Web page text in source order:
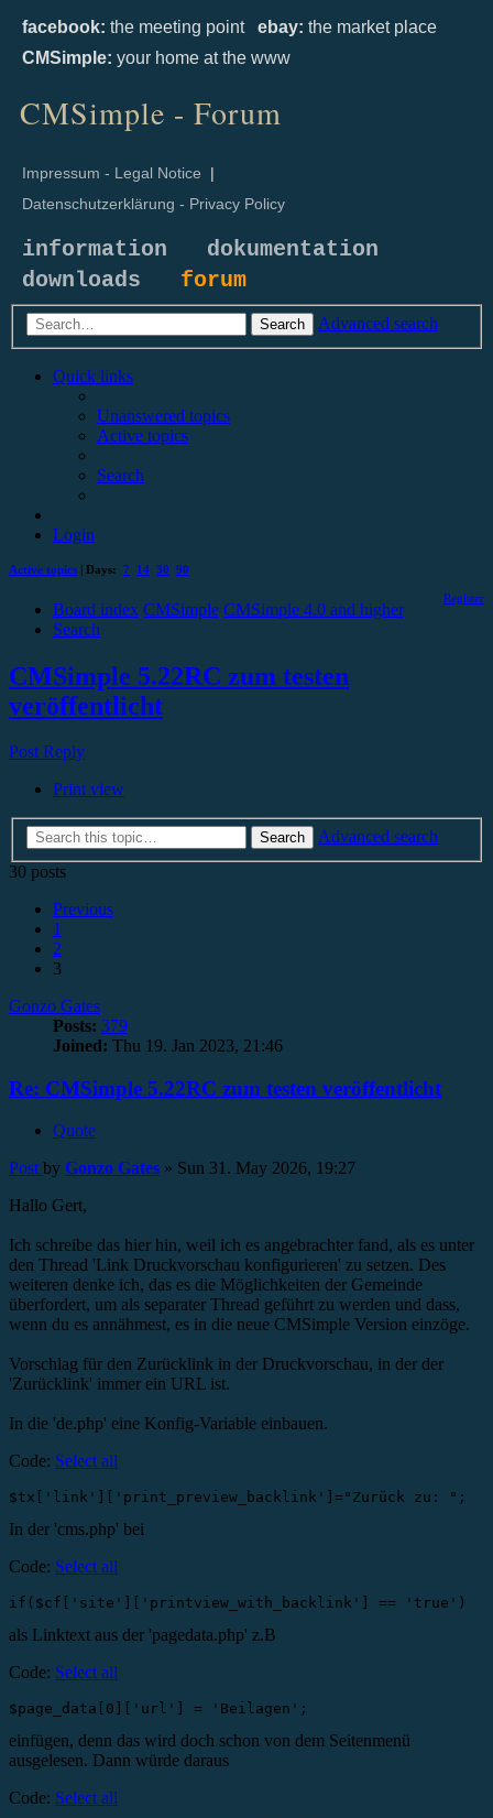
facebook: the meeting point ebay: the market place
CMSimple: your home at the www
CMSimple - Forum
Impressum - Legal Notice |
Datenschutzerklärung - Privacy Policy
information
dokumentation
downloads forum
Search Advanced search
Quick links
Unanswered topics
Active topics
Search
Login
Active topics | Days: 7 14 30 90
Register
Board index CMSimple CMSimple 4.0 and higher
Search
CMSimple 5.22RC zum testen
veröffentlicht
Post Reply
Print view
Search
Advanced search
30 posts
Previous
1
2
3
Gonzo Gates
Posts: 379
Joined: Thu 19. Jan 2023, 21:46
Re: CMSimple 5.22RC zum testen veröffentlicht
Quote
Post by Gonzo Gates » Sun 31. May 2026, 19:27
Hallo Gert,
Ich schreibe das hier hin, weil ich es angebrachter fand, als es unter
den Thread 'Link Druckvorschau konfigurieren' zu setzen. Des
weiteren denke ich, das es die Möglichkeiten der Gemeinde
überfordert, um als separater Thread geführt zu werden und dass,
wenn du es annähmest, es in die neue CMSimple Version einzöge.
Vorschlag für den Zurücklink in der Druckvorschau, in der der
'Zurücklink' immer ein URL ist.
In die 'de.php' eine Konfig-Variable einbauen.
Code: Select all
$tx['link']['print_preview_backlink']="Zurück zu: ";
In der 'cms.php' bei
Code: Select all
if($cf['site']['printview_with_backlink'] == 'true')
als Linktext aus der 'pagedata.php' z.B
Code: Select all
$page_data[0]['url'] = 'Beilagen';
einfügen, denn das wird doch schon von dem Seitenmenü
ausgelesen. Dann würde daraus
Code: Select all